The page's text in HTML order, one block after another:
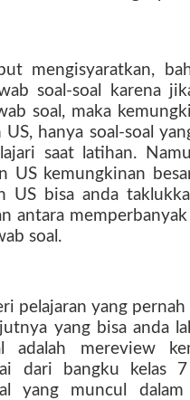
mengisyaratkan,
soal-soal karena
soal, maka
hanya soal-soal
saat latihan.
US kemungkinan
US bisa anda
antara
soal.
pelajaran yang pernah
yang bisa anda
adalah mereview
dari bangku kelas
yang muncul